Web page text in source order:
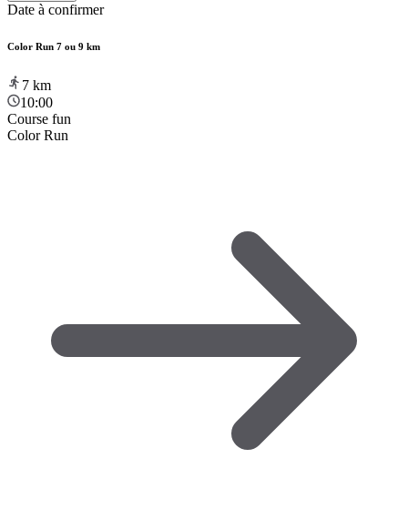
Date à confirmer
Color Run 7 ou 9 km
7 km
10:00
Course fun
Color Run